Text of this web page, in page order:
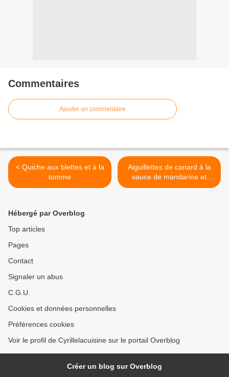
Commentaires
Ajouter un commentaire
< Quiche aux blettes et à la
tomme
Aiguillettes de canard à la
sauce de mandarine et
pommes sautées >
Hébergé par Overblog
Top articles
Pages
Contact
Signaler un abus
C.G.U.
Cookies et données personnelles
Préférences cookies
Voir le profil de Cyrillelacuisine sur le portail Overblog
Créer un blog sur Overblog